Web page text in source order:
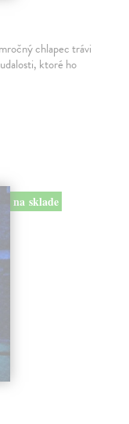
chlapec trávi
ktoré ho
na sklade